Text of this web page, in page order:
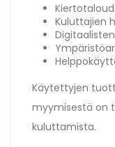
Kuluttajien
Käytettyjen
myymisestä on
kuluttamista.